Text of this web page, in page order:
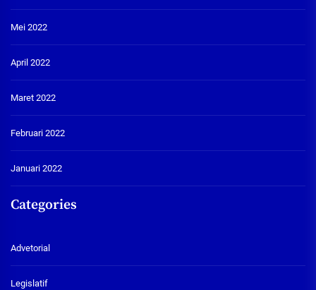
Mei 2022
April 2022
Maret 2022
Februari 2022
Januari 2022
Categories
Advetorial
Legislatif